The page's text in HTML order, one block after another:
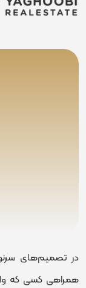
در تصمیم‌های
همراهی کسی که